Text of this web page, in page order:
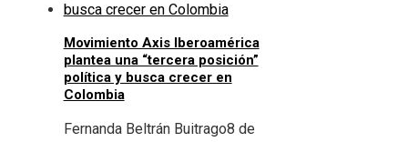
Movimiento Axis Iberoamérica
plantea una “tercera posición”
política y busca crecer en
Colombia
Fernanda Beltrán Buitrago8 de